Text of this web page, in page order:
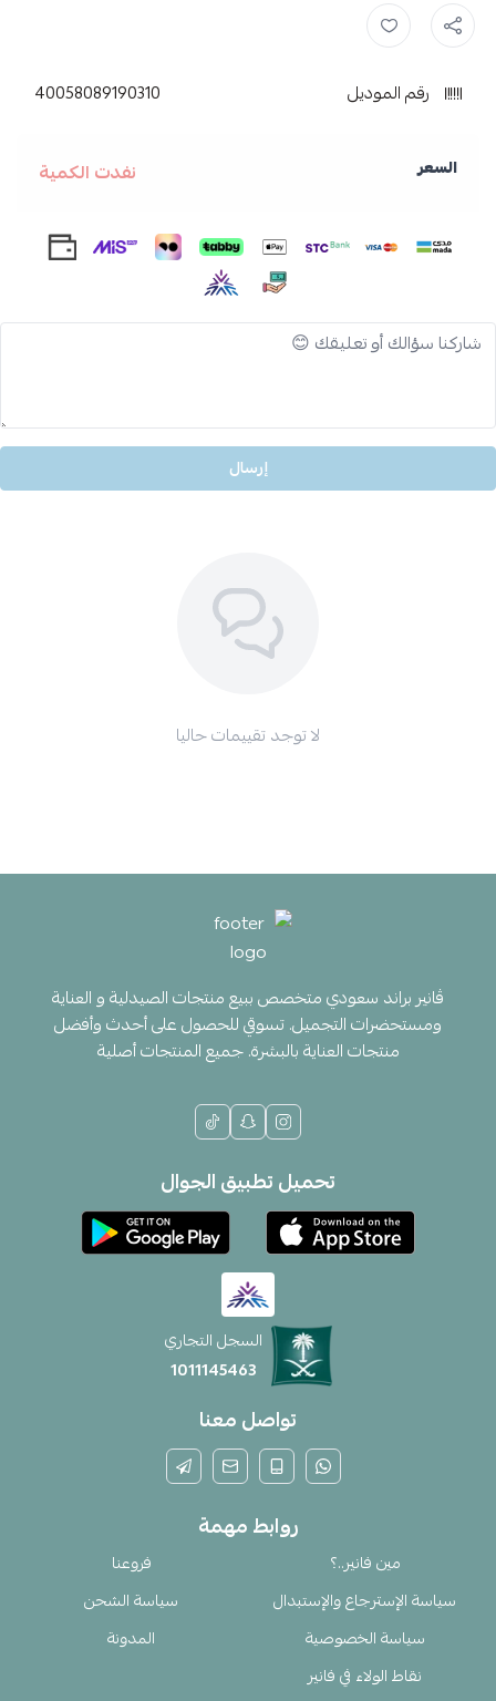
نيفيا , لوشن , نيفيا لوشن مرطب بزبدة الكاكاو للجسم ,
رقم الموديل 40058089190310
السعر نفدت الكمية
إرسال
لا توجد تقييمات حاليا
ڤانير براند سعودي متخصص ببيع منتجات الصيدلية و العناية
ومستحضرات التجميل. تسوقي للحصول على أحدث وأفضل
منتجات العناية بالبشرة. جميع المنتجات أصلية
تحميل تطبيق الجوال
السجل التجاري
1011145463
تواصل معنا
روابط مهمة
مين فانير..؟
فروعنا
سياسة الإسترجاع والإستبدال
سياسة الشحن
سياسة الخصوصية
المدونة
نقاط الولاء في فانير